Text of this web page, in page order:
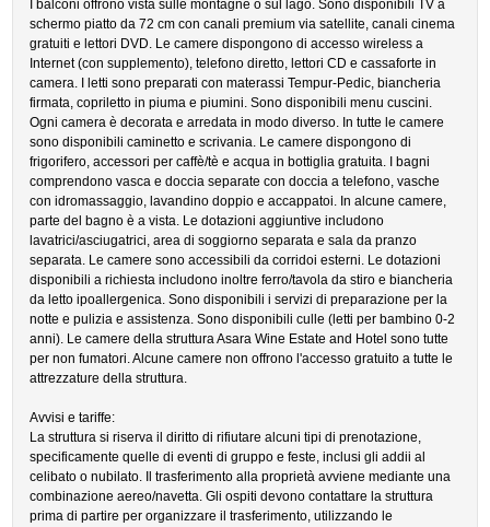
I balconi offrono vista sulle montagne o sul lago. Sono disponibili TV a
schermo piatto da 72 cm con canali premium via satellite, canali cinema
gratuiti e lettori DVD. Le camere dispongono di accesso wireless a
Internet (con supplemento), telefono diretto, lettori CD e cassaforte in
camera. I letti sono preparati con materassi Tempur-Pedic, biancheria
firmata, copriletto in piuma e piumini. Sono disponibili menu cuscini.
Ogni camera è decorata e arredata in modo diverso. In tutte le camere
sono disponibili caminetto e scrivania. Le camere dispongono di
frigorifero, accessori per caffè/tè e acqua in bottiglia gratuita. I bagni
comprendono vasca e doccia separate con doccia a telefono, vasche
con idromassaggio, lavandino doppio e accappatoi. In alcune camere,
parte del bagno è a vista. Le dotazioni aggiuntive includono
lavatrici/asciugatrici, area di soggiorno separata e sala da pranzo
separata. Le camere sono accessibili da corridoi esterni. Le dotazioni
disponibili a richiesta includono inoltre ferro/tavola da stiro e biancheria
da letto ipoallergenica. Sono disponibili i servizi di preparazione per la
notte e pulizia e assistenza. Sono disponibili culle (letti per bambino 0-2
anni). Le camere della struttura Asara Wine Estate and Hotel sono tutte
per non fumatori. Alcune camere non offrono l'accesso gratuito a tutte le
attrezzature della struttura.
Avvisi e tariffe:
La struttura si riserva il diritto di rifiutare alcuni tipi di prenotazione,
specificamente quelle di eventi di gruppo e feste, inclusi gli addii al
celibato o nubilato. Il trasferimento alla proprietà avviene mediante una
combinazione aereo/navetta. Gli ospiti devono contattare la struttura
prima di partire per organizzare il trasferimento, utilizzando le